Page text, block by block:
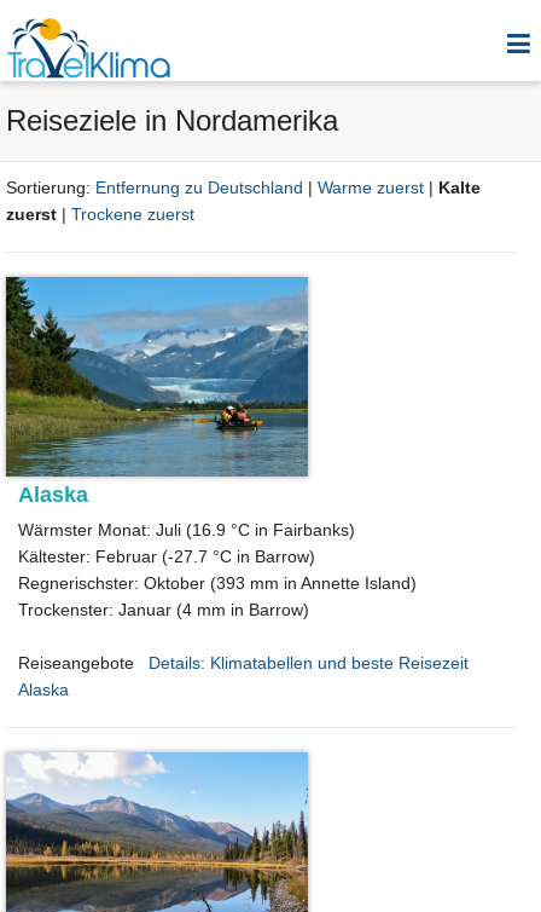
Reiseziele in Nordamerika
Sortierung: Entfernung zu Deutschland | Warme zuerst | Kalte
zuerst | Trockene zuerst
Alaska
Wärmster Monat: Juli (16.9 °C in Fairbanks)
Kältester: Februar (-27.7 °C in Barrow)
Regnerischster: Oktober (393 mm in Annette Island)
Trockenster: Januar (4 mm in Barrow)
Reiseangebote
Details: Klimatabellen und beste Reisezeit
Alaska